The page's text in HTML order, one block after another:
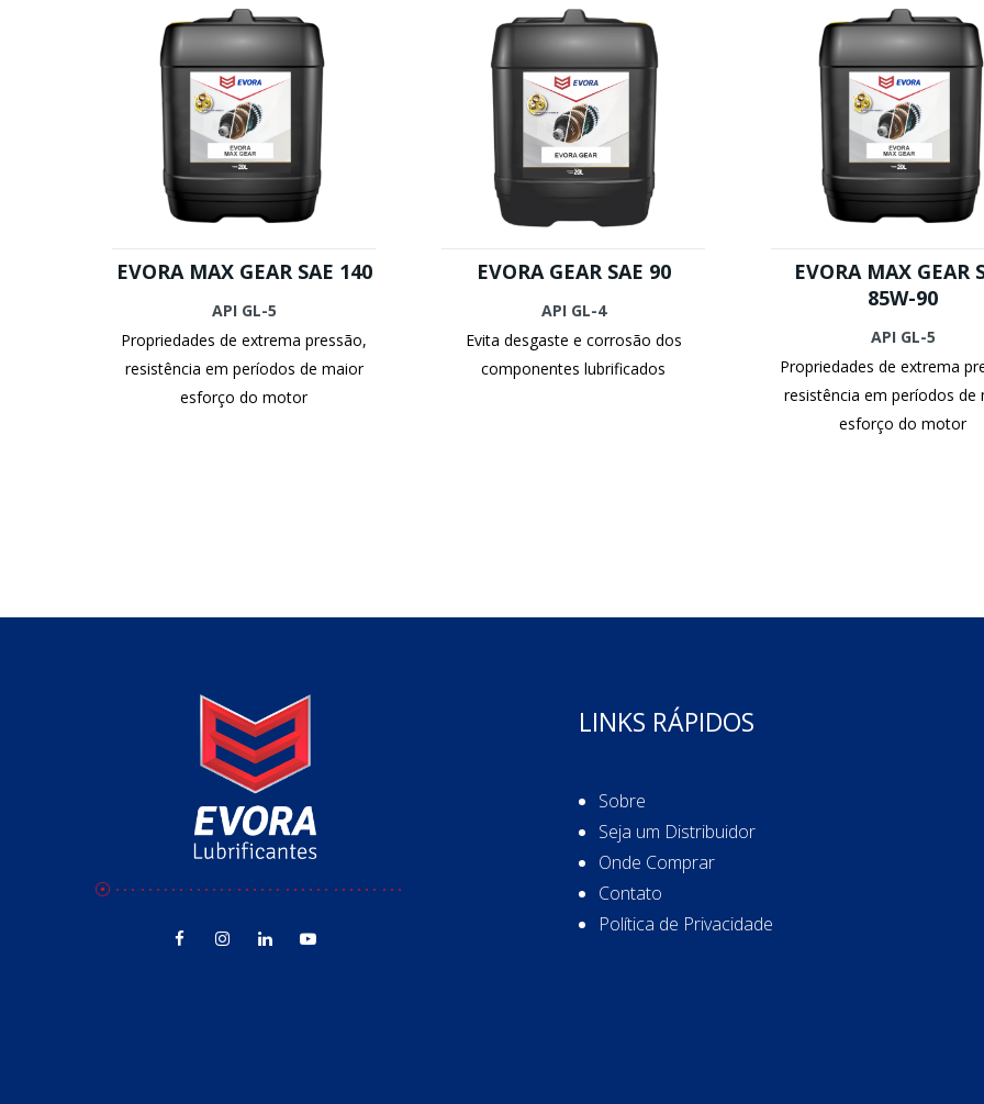
EVORA MAX GEAR SAE 140
API GL-5
Propriedades de extrema pressão,
resistência em períodos de maior
esforço do motor
EVORA GEAR SAE 90
API GL-4
Evita desgaste e corrosão dos
componentes lubrificados
EVORA MAX GEAR
85W-90
API GL-5
Propriedades de extrema
resistência em períodos de
esforço do motor
LINKS RÁPIDOS
Sobre
Seja um Distribuidor
Onde Comprar
Contato
Política de Privacidade